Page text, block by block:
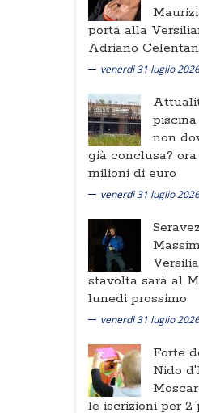
porta alla
Adriano
venerdì 31 luglio 2026
non
già conclusa?
milioni di euro
venerdì 31 luglio 2026
stavolta sarà al
lunedi prossimo
venerdì 31 luglio 2026
Forte
Nido
le iscrizioni per 2